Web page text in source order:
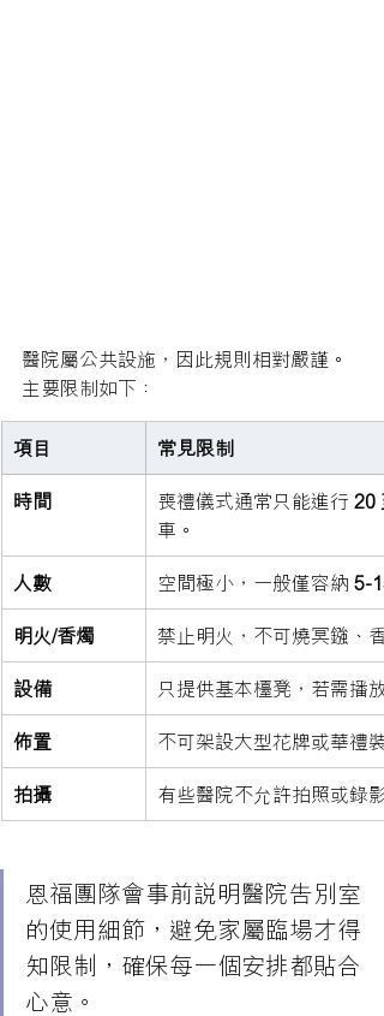
醫院屬公共設施，因此規則相對嚴謹。
主要限制如下：
項目 常見限制
時間 喪禮儀式通常只能進行 20
車。
人數 空間極小，一般僅容納 5-
明火/香燭 禁止明火，不可燒冥鏹、
設備 只提供基本檯凳，若需播
佈置 不可架設大型花牌或華禮
拍攝 有些醫院不允許拍照或錄
恩福團隊會事前說明醫院告別室
的使用細節，避免家屬臨場才得
知限制，確保每一個安排都貼合
心意。